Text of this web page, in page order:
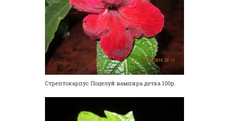
Стрептокарпус Поцелуй вампира детка 100р.